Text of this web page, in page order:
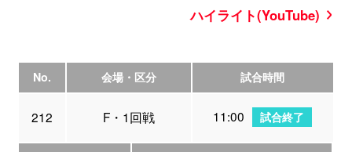
ハイライト(YouTube)
No. 会場・区分 試合時間
212 F・1回戦 11:00 試合終了